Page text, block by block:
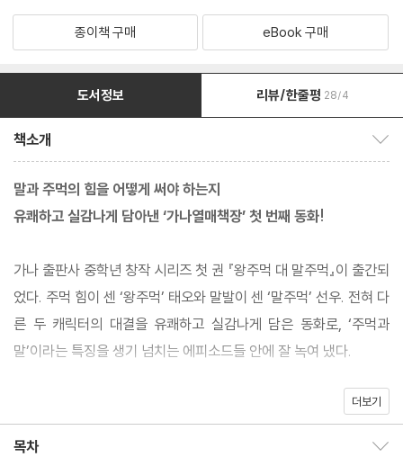
종이책 구매 eBook 구매
도서정보 리뷰/한줄평 28/4
책소개
말과 주먹의 힘을 어떻게 써야 하는지
유쾌하고 실감나게 담아낸 ‘가나열매책장’ 첫 번째 동화!
가나 출판사 중학년 창작 시리즈 첫 권 『왕주먹 대 말주먹』이 출간되
었다. 주먹 힘이 센 ‘왕주먹’ 태오와 말발이 센 ‘말주먹’ 선우. 전혀 다
른 두 캐릭터의 대결을 유쾌하고 실감나게 담은 동화로, ‘주먹과
말’이라는 특징을 생기 넘치는 에피소드들 안에 잘 녹여 냈다.
송판 다섯 장을 단번에 깰 정도로 주먹 힘이 센 태오와 말로는 절대
더보기
목차